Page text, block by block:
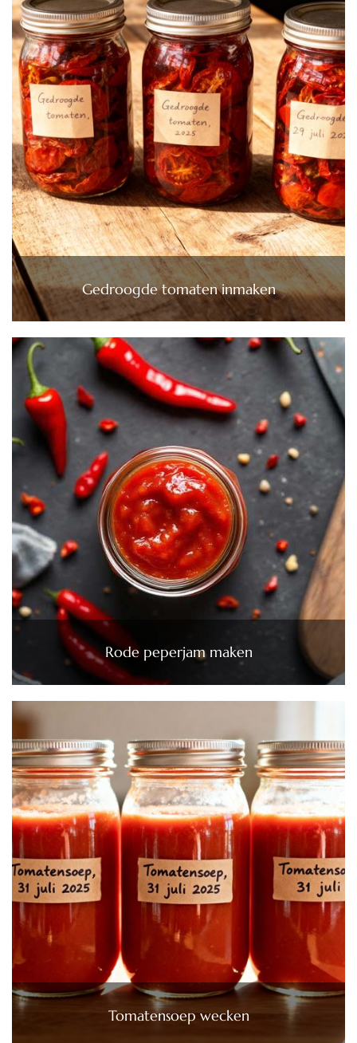
Gedroogde tomaten inmaken
Rode peperjam maken
Tomatensoep wecken